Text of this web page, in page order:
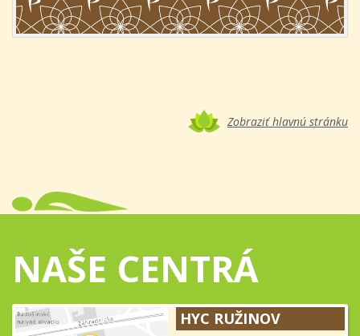
Zobraziť hlavnú stránku
NAŠE CENTRÁ
HYC RUŽINOV